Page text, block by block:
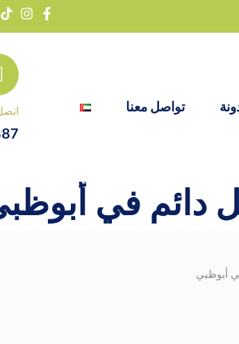
تواصل معنا
971+
دائم في